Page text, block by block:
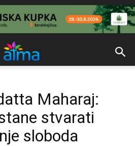
Maharaj:
stvarati
sloboda